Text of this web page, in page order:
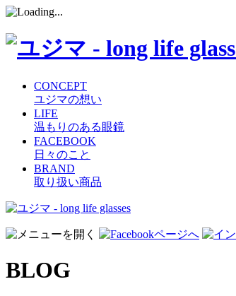
CONCEPT
ユジマの想い
LIFE
温もりのある眼鏡
FACEBOOK
日々のこと
BRAND
取り扱い商品
コ
テ
ツ
へ
BLOG